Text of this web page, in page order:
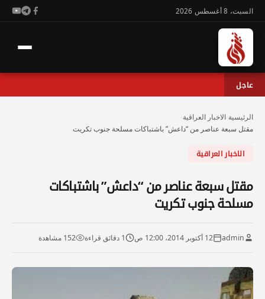
السبت، 8 أغسطس 2026
عاجل
الرئيسية الاخبار العراقية
مقتل سبعة عناصر من “داعش” باشتباكات مسلحة جنوب تكريت
الاخبار العراقية
مقتل سبعة عناصر من “داعش” باشتباكات
مسلحة جنوب تكريت
admin 12 أكتوبر 2014، 12:00 ص 1 دقائق قراءة 152 مشاهدة